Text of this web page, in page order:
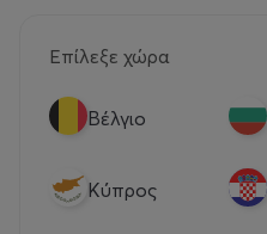
Επίλεξε χώρα
Βέλγιο
Κύπρος